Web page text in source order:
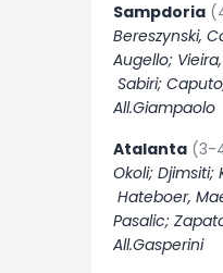
Sampdoria
Bereszynski,
Augello;
Sabiri;
All.Giampaolo
Atalanta (3-
Okoli; Djimsiti;
Hateboer,
Pasalic;
All.Gasperini